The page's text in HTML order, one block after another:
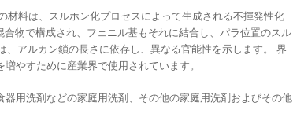
材料は、スルホン化プロセスによって生成される不揮発性化
物で構成され、フェニル基もそれに結合し、パラ位置のスル
アルカン鎖の長さに依存し、異なる官能性を示します。 界
やすために産業界で使用されています。
用洗剤などの家庭用洗剤、その他の家庭用洗剤およびその他